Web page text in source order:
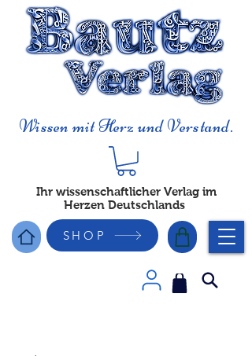
Wissen mit Herz und Verstand.
Ihr wissenschaftlicher Verlag im
Herzen Deutschlands
SHOP